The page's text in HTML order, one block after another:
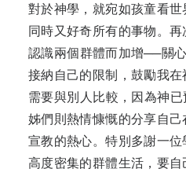
對於神學，就宛如孩童看世
同時又好奇所有的事物。
認識兩個群體而加增──關
接納自己的限制，鼓勵我
需要與別人比較，因為神
姊們則熱情慷慨的分享自
宣教的熱心。特別多謝一
高度密集的群體生活，要